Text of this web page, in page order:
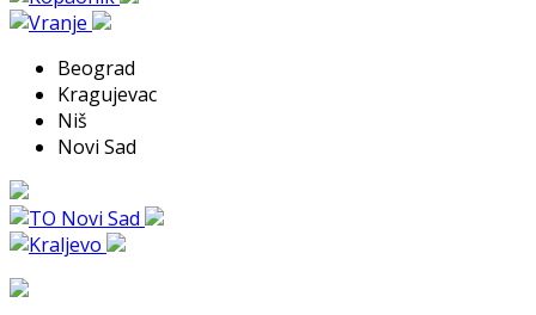
Beograd
Kragujevac
Niš
Novi Sad